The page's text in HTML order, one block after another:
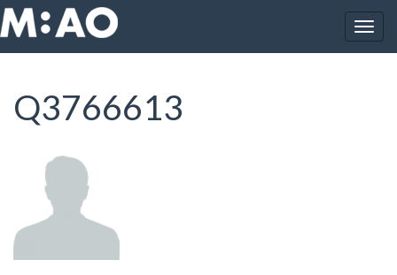
Vés al contingut
Inici Q3766613
Q3766613